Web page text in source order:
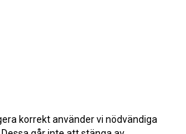
korrekt använder vi nödvändiga